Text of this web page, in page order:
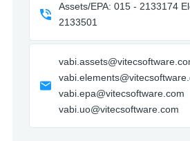
Assets/EPA: 015 - 2133174
2133501
vabi.epa@vitecsoftware.com
vabi.uo@vitecsoftware.com